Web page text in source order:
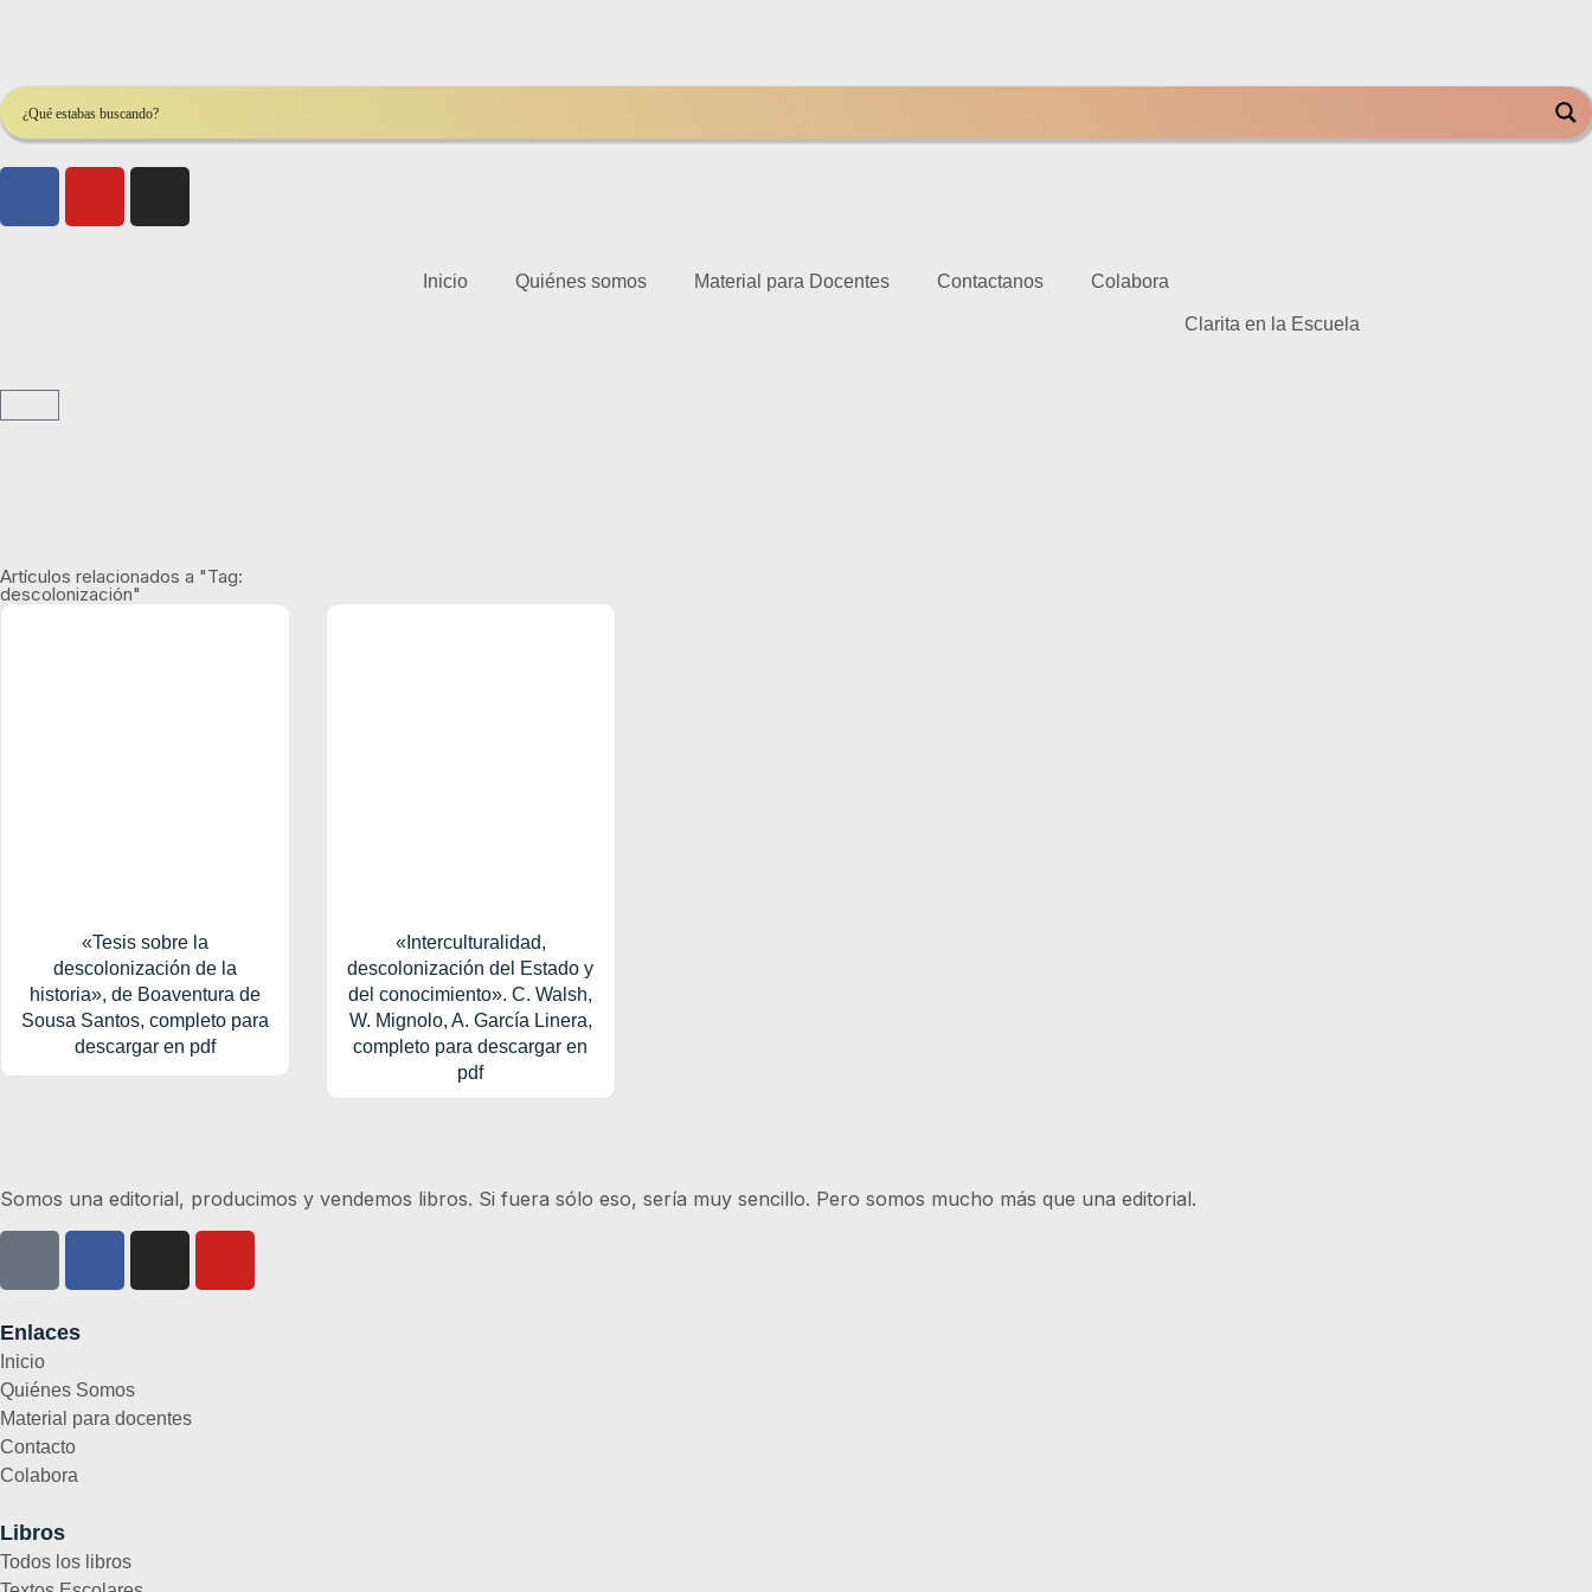
Inicio Quiénes somos Material para Docentes Contactanos Colabora
Clarita en la Escuela
Artículos relacionados a "Tag:
descolonización"
«Tesis sobre la
descolonización de la
historia», de Boaventura de
Sousa Santos, completo para
descargar en pdf
«Interculturalidad,
descolonización del Estado y
del conocimiento». C. Walsh,
W. Mignolo, A. García Linera,
completo para descargar en
pdf
Somos una editorial, producimos y vendemos libros. Si fuera sólo eso, sería muy sencillo. Pero somos mucho más que una editorial.
Enlaces
Inicio
Quiénes Somos
Material para docentes
Contacto
Colabora
Libros
Todos los libros